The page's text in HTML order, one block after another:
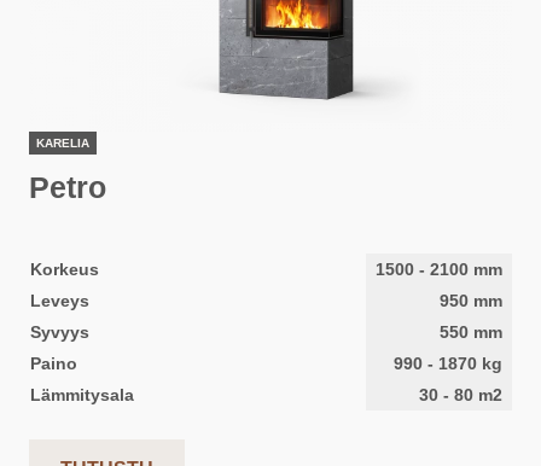
KARELIA
Petro
Korkeus 1500 - 2100 mm
Leveys
950 mm
Syvyys
550 mm
Paino
990 - 1870 kg
Lämmitysala
30 - 80 m2